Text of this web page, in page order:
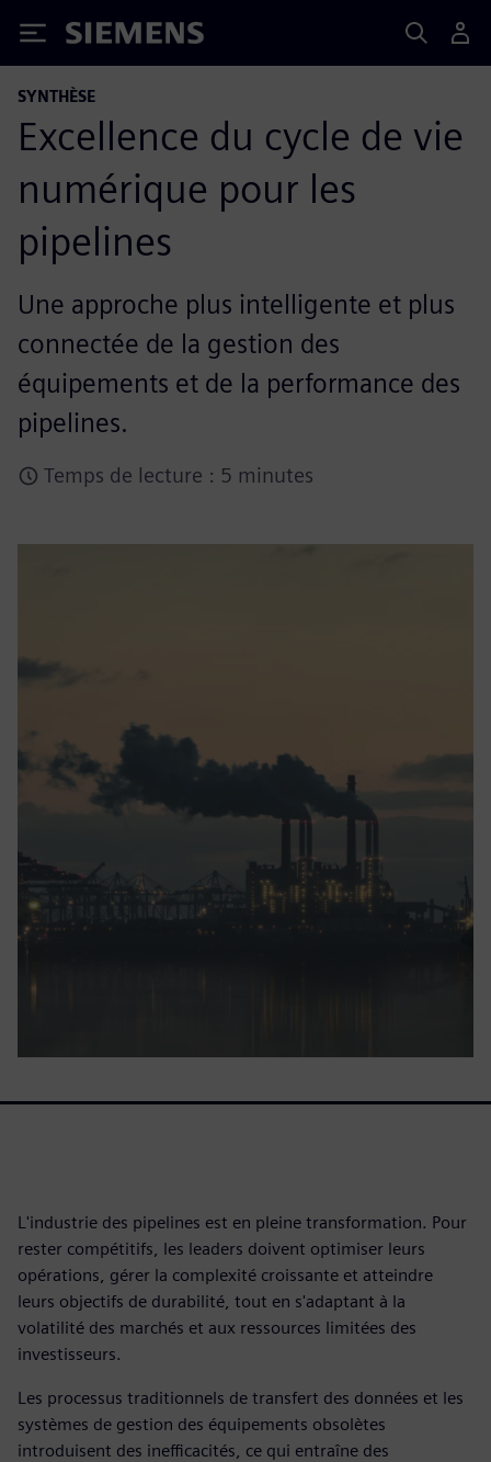
Siemens
SYNTHÈSE
Excellence du cycle de vie
numérique pour les
pipelines
Une approche plus intelligente et plus
connectée de la gestion des
équipements et de la performance des
pipelines.
Temps de lecture : 5 minutes
L'industrie des pipelines est en pleine transformation. Pour
rester compétitifs, les leaders doivent optimiser leurs
opérations, gérer la complexité croissante et atteindre
leurs objectifs de durabilité, tout en s'adaptant à la
volatilité des marchés et aux ressources limitées des
investisseurs.
Les processus traditionnels de transfert des données et les
systèmes de gestion des équipements obsolètes
introduisent des inefficacités, ce qui entraîne des